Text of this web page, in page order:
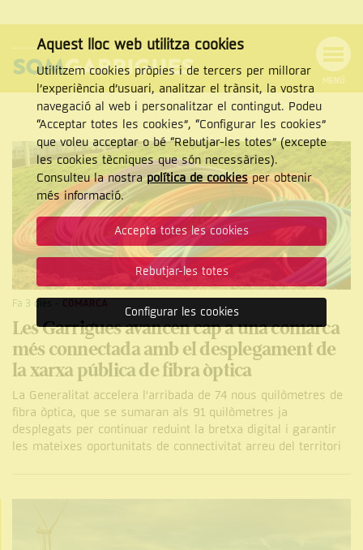
NAVEGACIÓ
MENÚ
Cercar
CERCAR
Fa 3 dies
Les Garrigues avancen cap a una comarca
més connectada amb el desplegament de
la xarxa pública de fibra òptica
La Generalitat accelera l'arribada de 74 nous quilòmetres de
fibra òptica, que se sumaran als 91 quilòmetres ja
desplegats per continuar reduint la bretxa digital i garantir
les mateixes oportunitats de connectivitat arreu del territori
Aquest lloc web utilitza cookies
Utilitzem cookies pròpies i de tercers per millorar
l’experiència d’usuari, analitzar el trànsit, la vostra
navegació al web i personalitzar el contingut. Podeu
“Acceptar totes les cookies”, “Configurar les cookies”
que voleu acceptar o bé “Rebutjar-les totes” (excepte
les cookies tècniques que són necessàries).
Consulteu la nostrapolítica de cookiesper obtenir
més informació.
Accepta totes les cookies
Rebutjar-les totes
Configurar les cookies